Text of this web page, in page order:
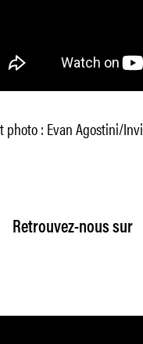
photo : Evan Agostini/
Retrouvez-nous sur